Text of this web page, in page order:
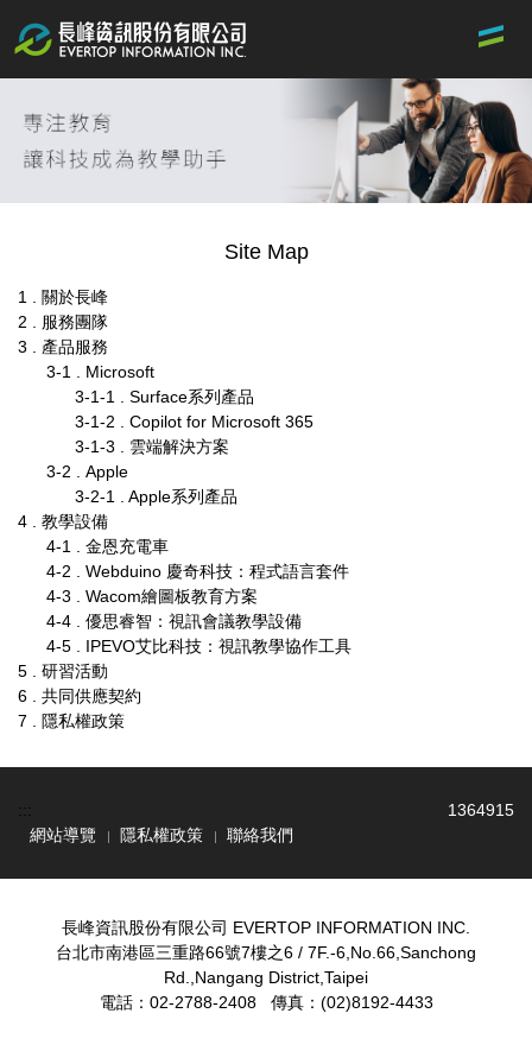
to
content
Site Map
1 . 關於長峰
2 . 服務團隊
3 . 產品服務
3-1 . Microsoft
3-1-1 . Surface系列產品
3-1-2 . Copilot for Microsoft 365
3-1-3 . 雲端解決方案
3-2 . Apple
3-2-1 . Apple系列產品
4 . 教學設備
4-1 . 金恩充電車
4-2 . Webduino 慶奇科技：程式語言套件
4-3 . Wacom繪圖板教育方案
4-4 . 優思睿智：視訊會議教學設備
4-5 . IPEVO艾比科技：視訊教學協作工具
5 . 研習活動
6 . 共同供應契約
7 . 隱私權政策
1364915
:::
網站導覽
隱私權政策 聯絡我們
長峰資訊股份有限公司 EVERTOP INFORMATION INC.
台北市南港區三重路66號7樓之6 / 7F.-6,No.66,Sanchong
Rd.,Nangang District,Taipei
電話：02-2788-2408 傳真：(02)8192-4433